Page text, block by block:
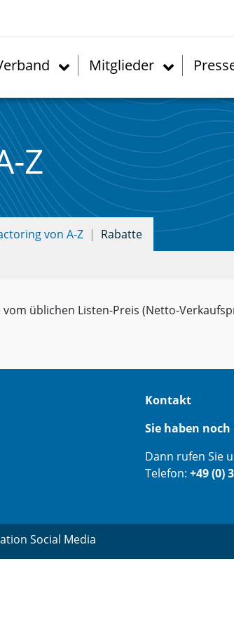
Mitglieder
Z
von A-Z Rabatte
üblichen Listen-Preis (Netto-
Kontakt
Sie haben noch
Dann rufen Sie
Telefon: +49 (0)
Social Media